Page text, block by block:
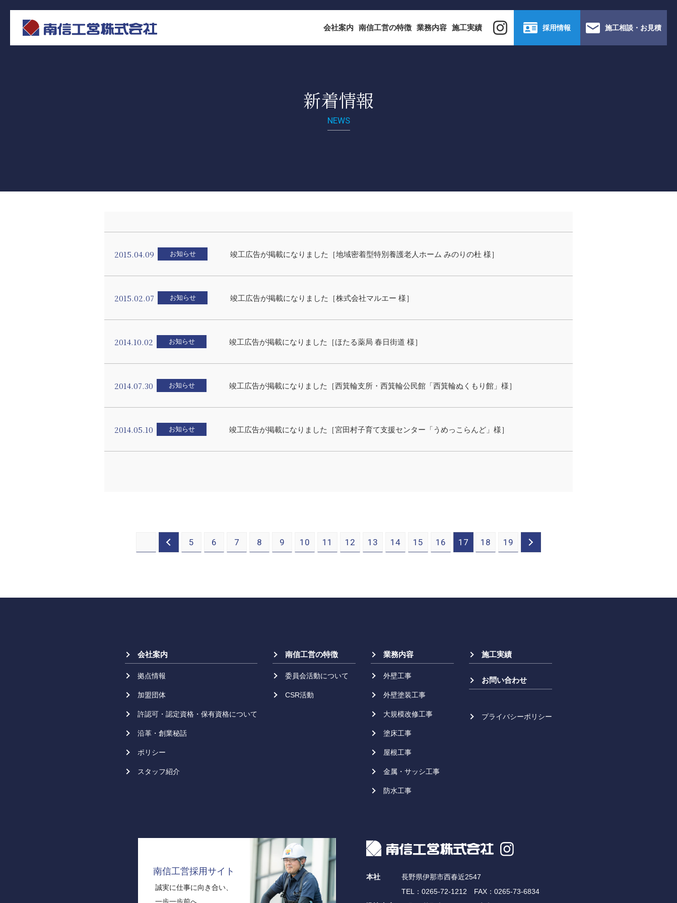
会社案内 南信工営の特徴 業務内容 施工実績 採用情報 施工相談・お見積
新着情報
NEWS
2015.04.09 お知らせ 竣工広告が掲載になりました［地域密着型特別養護老人ホーム みのりの杜 様］
2015.02.07 お知らせ 竣工広告が掲載になりました［株式会社マルエー 様］
2014.10.02 お知らせ 竣工広告が掲載になりました［ほたる薬局 春日街道 様］
2014.07.30 お知らせ 竣工広告が掲載になりました［西箕輪支所・西箕輪公民館「西箕輪ぬくもり館」様］
2014.05.10 お知らせ 竣工広告が掲載になりました［宮田村子育て支援センター「うめっこらんど」様］
5 6 7 8 9 10 11 12 13 14 15 16 17 18 19
会社案内
拠点情報
加盟団体
許認可・認定資格・保有資格について
沿革・創業秘話
ポリシー
スタッフ紹介
南信工営の特徴
委員会活動について
CSR活動
業務内容
外壁工事
外壁塗装工事
大規模改修工事
塗床工事
屋根工事
金属・サッシ工事
防水工事
施工実績
お問い合わせ
プライバシーポリシー
南信工営採用サイト
誠実に仕事に向き合い、
一歩一歩前へ。
本社
長野県伊那市西春近2547
TEL：0265-72-1212 FAX：0265-73-6834